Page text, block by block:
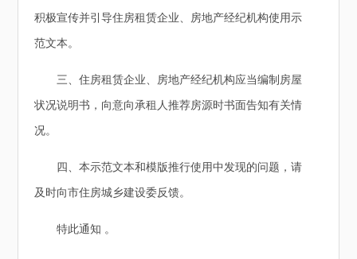
积极宣传并引导住房租赁企业、房地产经纪机构使用示
范文本。
三、住房租赁企业、房地产经纪机构应当编制房屋
状况说明书，向意向承租人推荐房源时书面告知有关情
况。
四、本示范文本和模版推行使用中发现的问题，请
及时向市住房城乡建设委反馈。
特此通知 。